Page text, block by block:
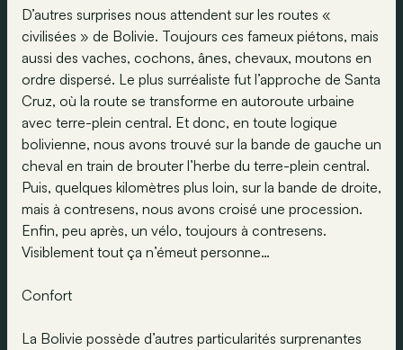
D’autres surprises nous attendent sur les routes «
civilisées » de Bolivie. Toujours ces fameux piétons, mais
aussi des vaches, cochons, ânes, chevaux, moutons en
ordre dispersé. Le plus surréaliste fut l’approche de Santa
Cruz, où la route se transforme en autoroute urbaine
avec terre-plein central. Et donc, en toute logique
bolivienne, nous avons trouvé sur la bande de gauche un
cheval en train de brouter l’herbe du terre-plein central.
Puis, quelques kilomètres plus loin, sur la bande de droite,
mais à contresens, nous avons croisé une procession.
Enfin, peu après, un vélo, toujours à contresens.
Visiblement tout ça n’émeut personne…
Confort
La Bolivie possède d’autres particularités surprenantes